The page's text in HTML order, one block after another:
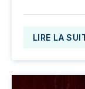
LIRE LA